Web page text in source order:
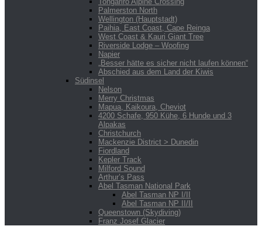
Palmerston North
Wellington (Hauptstadt)
Paihia, East Coast, Cape Reinga
West Coast & Kauri Giant Tree
Riverside Lodge – Woofing
Napier
„Besser hätte es sicher nicht laufen können“
Abschied aus dem Land der Kiwis
Südinsel
Nelson
Merry Christmas
Mapua, Kaikoura, Cheviot
4200 Schafe, 950 Kühe, 6 Hunde und 3
Alpakas
Christchurch
Mackenzie District > Dunedin
Fiordland
Kepler Track
Milford Sound
Arthur’s Pass
Abel Tasman National Park
Abel Tasman NP I/II
Abel Tasman NP II/II
Queenstown (Skydiving)
Franz Josef Glacier